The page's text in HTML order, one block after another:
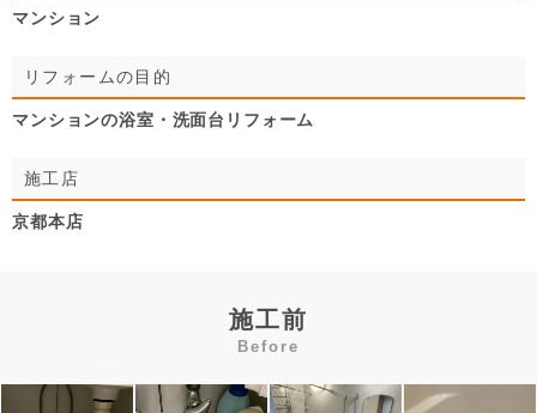
マンション
リフォームの目的
マンションの浴室・洗面台リフォーム
施工店
京都本店
施工前
Before